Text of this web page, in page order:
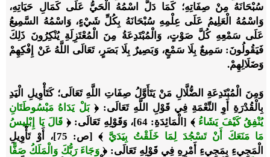
سُبْحَانَهُ مِنْ صِفَاتِهِ؛ كَمَا دَلَّ اسْمُهُ الْحَيُّ عَلَى كَمَالِ حَيَاتِهِ،
وَاسْمُهُ الْعَلِيمُ عَلَى عِلْمِهِ سُبْحَانَهُ بِكُلِّ شَيْءٍ، وَاسْمُهُ السَّمِيعُ
عَلَى سَمْعِهِ كُلَّ صَوْتٍ، وَالْمُبْتَدِعَةُ مِنَ الْمُعْتَزِلَةِ يُنْكِرُونَ ذَلِكَ
فَيَقُولُونَ: سَمِيعٌ بِلَا سَمْعٍ، وَبَصِيرٌ بِلَا بَصَرٍ، تَعَالَى اللَّهُ عَنْ إِفْكِهِمْ
وَضَلَالِهِمْ.
وَمِنَ الْمُبْتَدِعَةِ الضُّلَّالِ مَنْ يَتَأَوَّلُ صِفَاتِ اللَّهِ تَعَالَى؛ كَتَأْوِيلِ الْيَدِ
بِالْقُدْرَةِ أَوِ النِّعْمَةِ فِي قَوْلِ اللَّهِ تَعَالَى: ﴿بَلْ يَدَاهُ مَبْسُوطَتَانِ
يُنْفِقُ كَيْفَ يَشَاءُ ﴾ [الْمَائِدَةِ: 64]، وَقَوْلِهِ تَعَالَى: ﴿ قَالَ يَا إِبْلِيسُ
مَا مَنَعَكَ أَنْ تَسْجُدَ لِمَا خَلَقْتُ بِيَدَيَّ ﴾
[ص: 75]، أَوْ تَأْوِيلِ
الْمَجِيءِ بِمَجِيءِ أَمْرِهِ فِي قَوْلِهِ تَعَالَى: ﴿ وَجَاءَ رَبُّكَ وَالْمَلَكُ صَفًّا